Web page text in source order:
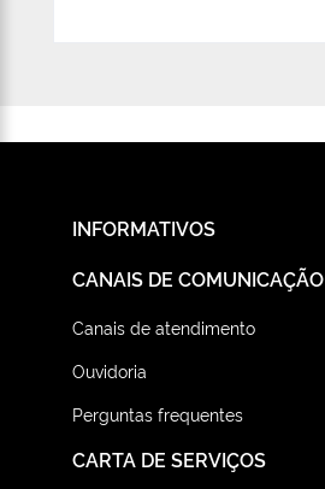
INFORMATIVOS
CANAIS DE COMUNICAÇÃO
Canais de atendimento
Ouvidoria
Perguntas frequentes
CARTA DE SERVIÇOS